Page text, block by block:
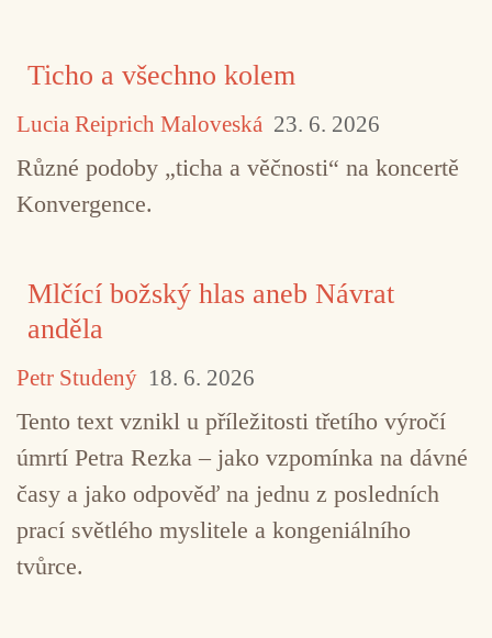
Ticho a všechno kolem
Lucia Reiprich Maloveská 23. 6. 2026
Různé podoby „ticha a věčnosti“ na koncertě
Konvergence.
Mlčící božský hlas aneb Návrat
anděla
Petr Studený 18. 6. 2026
Tento text vznikl u příležitosti třetího výročí
úmrtí Petra Rezka – jako vzpomínka na dávné
časy a jako odpověď na jednu z posledních
prací světlého myslitele a kongeniálního
tvůrce.